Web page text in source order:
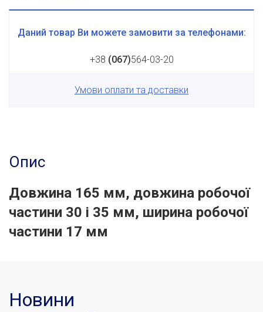
Даний товар Ви можете замовити за телефонами:
+38 (067)564-03-20
Умови оплати та доставки
Опис
Довжина 165 мм, довжина робочої
частини 30 і 35 мм, ширина робочої
частини 17 мм
Новини